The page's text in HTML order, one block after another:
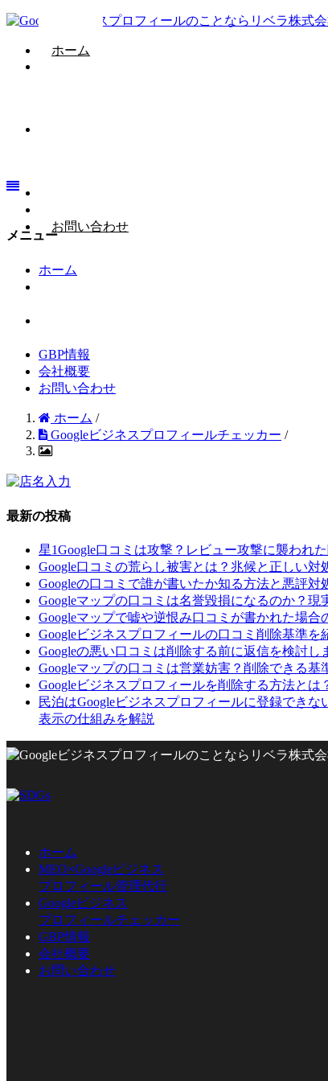
ホーム
お問い合わせ
メニュー
ホーム
GBP情報
会社概要
お問い合わせ
ホーム /
Googleビジネスプロフィールチェッカー /
最新の投稿
星1Google口コミは攻撃？レビュー攻撃に襲われ
Google口コミの荒らし被害とは？兆候と正しい対
Googleの口コミで誰が書いたか知る方法と悪評対
Googleマップの口コミは名誉毀損になるのか？現
Googleマップで嘘や逆恨み口コミが書かれた場合
Googleビジネスプロフィールの口コミ削除基準を
Googleの悪い口コミは削除する前に返信を検討し
Googleマップの口コミは営業妨害？削除できる基
Googleビジネスプロフィールを削除する方法とは
民泊はGoogleビジネスプロフィールに登録できな
表示の仕組みを解説
ホーム
MEO×Googleビジネス
プロフィール管理代行
Googleビジネス
プロフィールチェッカー
GBP情報
会社概要
お問い合わせ